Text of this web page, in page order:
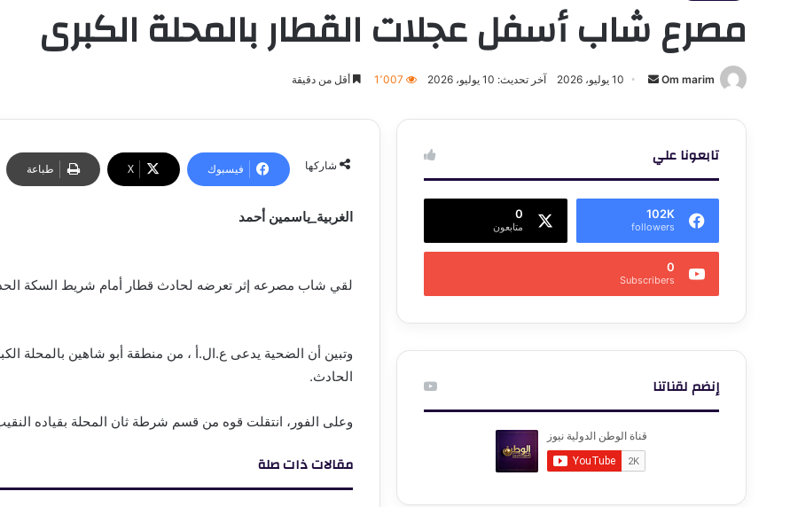
مصرع شاب أسفل عجلات القطار بالمحلة الكبرى
Om marim
أرسل
إلكترونيا
10 يوليو، 2026 آخر تحديث: 10 يوليو، 2026 1٬007 أقل من دقيقة
شاركها فيسبوك ‫X طباعة
الغربية_ياسمين أحمد
لقي شاب مصرعه إثر تعرضه لحادث قطار أمام شريط السكة الحديد
وتبين أن الضحية يدعى ع.ال.أ ، من منطقة أبو شاهين بالمحلة
الحادث.
وعلى الفور، انتقلت قوه من قسم شرطة ثان المحلة بقياده
مقالات ذات صلة
تابعونا علي
102K
followers
0
متابعون
0
Subscribers
إنضم لقناتنا